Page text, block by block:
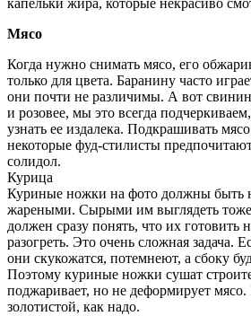
капельки жира, которые некрасиво
Мясо
Когда нужно снимать мясо, его
только для цвета. Баранину часто
они почти не различимы. А вот
и розовее, мы это всегда
узнать ее издалека. Подкрашивать
некоторые фуд-стилисты
солидол.
Курица
Куриные ножки на фото должны быть
жареными. Сырыми им выглядеть
должен сразу понять, что их готовить
разогреть. Это очень сложная задача.
они скукожатся, потемнеют, а сбоку
Поэтому куриные ножки сушат
поджаривает, но не деформирует мясо.
золотистой, как надо.